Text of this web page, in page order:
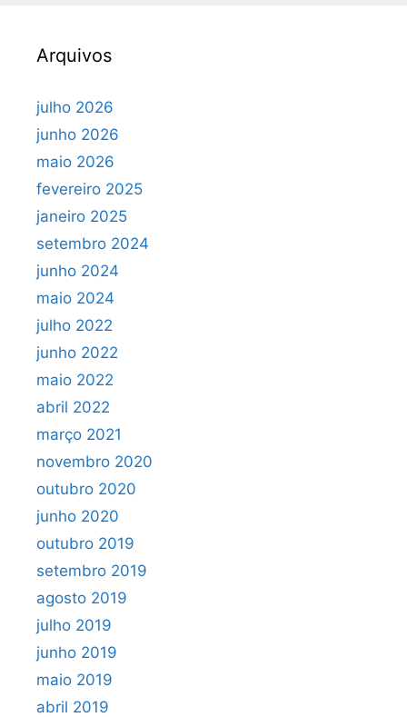
Arquivos
julho 2026
junho 2026
maio 2026
fevereiro 2025
janeiro 2025
setembro 2024
junho 2024
maio 2024
julho 2022
junho 2022
maio 2022
abril 2022
março 2021
novembro 2020
outubro 2020
junho 2020
outubro 2019
setembro 2019
agosto 2019
julho 2019
junho 2019
maio 2019
abril 2019